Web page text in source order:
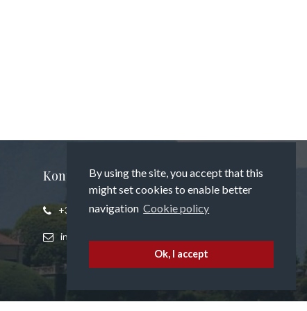
By using the site, you accept that this
might set cookies to enable better
navigation Cookie policy
Ok, I accept
Kontaktieren Sie uns
+393394817794
info@propertyatlakecomo.it